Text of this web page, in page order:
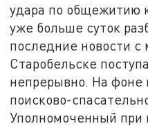
удара по общежитию
уже больше суток
последние новости с
Старобельске
непрерывно. На
поисково-
Уполномоченный при